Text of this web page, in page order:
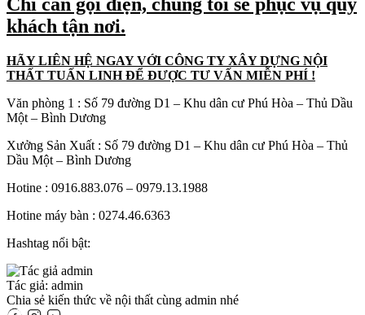
khách tận nơi.
HÃY LIÊN HỆ NGAY VỚI CÔNG TY XÂY DỰNG NỘI
THẤT TUẤN LINH ĐỂ ĐƯỢC TƯ VẤN MIỄN PHÍ !
Văn phòng 1 : Số 79 đường D1 – Khu dân cư Phú Hòa – Thủ Dầu
Một – Bình Dương
Xưởng Sản Xuất : Số 79 đường D1 – Khu dân cư Phú Hòa – Thủ
Dầu Một – Bình Dương
Hotine : 0916.883.076 – 0979.13.1988
Hotine máy bàn : ‭0274.46.6363
Hashtag nổi bật:
Tác giả: admin
Chia sẻ kiến thức về nội thất cùng admin nhé